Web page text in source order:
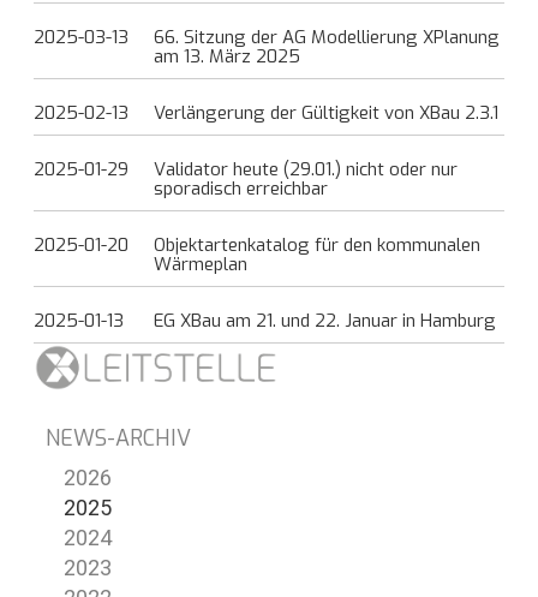
2025-03-13
66. Sitzung der AG Modellierung XPlanung
am 13. März 2025
2025-02-13 Verlängerung der Gültigkeit von XBau 2.3.1
2025-01-29
Validator heute (29.01.) nicht oder nur
sporadisch erreichbar
2025-01-20
Objektartenkatalog für den kommunalen
Wärmeplan
2025-01-13 EG XBau am 21. und 22. Januar in Hamburg
NEWS-ARCHIV
2026
2025
2024
2023